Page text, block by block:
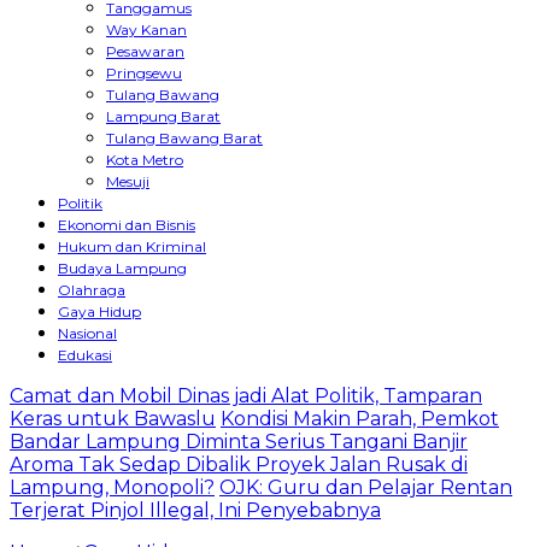
Tanggamus
Way Kanan
Pesawaran
Pringsewu
Tulang Bawang
Lampung Barat
Tulang Bawang Barat
Kota Metro
Mesuji
Politik
Ekonomi dan Bisnis
Hukum dan Kriminal
Budaya Lampung
Olahraga
Gaya Hidup
Nasional
Edukasi
Camat dan Mobil Dinas jadi Alat Politik, Tamparan
Keras untuk Bawaslu Kondisi Makin Parah, Pemkot
Bandar Lampung Diminta Serius Tangani Banjir
Aroma Tak Sedap Dibalik Proyek Jalan Rusak di
Lampung, Monopoli? OJK: Guru dan Pelajar Rentan
Terjerat Pinjol Illegal, Ini Penyebabnya